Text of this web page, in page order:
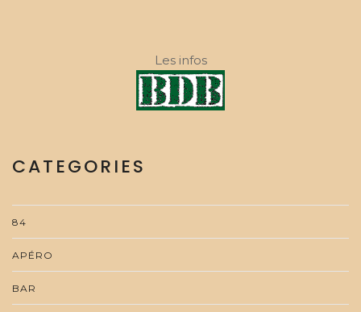
Les infos
CATEGORIES
84
APÉRO
BAR